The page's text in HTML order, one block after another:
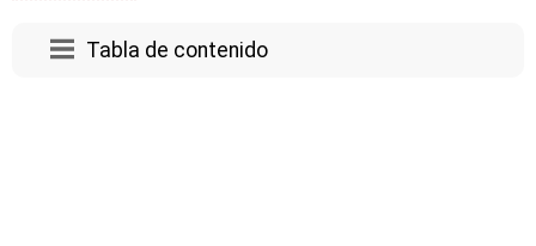
Tabla de contenido